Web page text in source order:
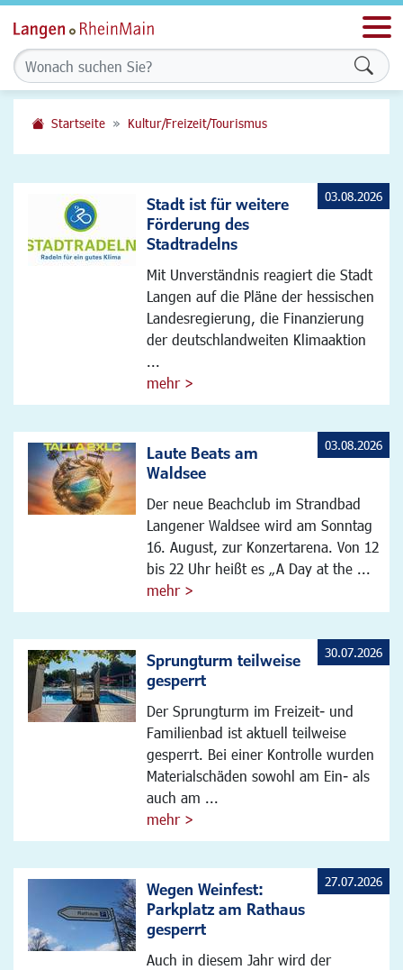
Startseite Kultur/Freizeit/Tourismus
Stadt ist für weitere
Förderung des
Stadtradelns
Mit Unverständnis reagiert die Stadt
Langen auf die Pläne der hessischen
Landesregierung, die Finanzierung
der deutschlandweiten Klimaaktion
...
mehr >
03.08.2026
Laute Beats am
Waldsee
Der neue Beachclub im Strandbad
Langener Waldsee wird am Sonntag
16. August, zur Konzertarena. Von 12
bis 22 Uhr heißt es „A Day at the ...
mehr >
03.08.2026
Sprungturm teilweise
gesperrt
Der Sprungturm im Freizeit- und
Familienbad ist aktuell teilweise
gesperrt. Bei einer Kontrolle wurden
Materialschäden sowohl am Ein- als
auch am ...
mehr >
30.07.2026
Wegen Weinfest:
Parkplatz am Rathaus
gesperrt
Auch in diesem Jahr wird der
27.07.2026